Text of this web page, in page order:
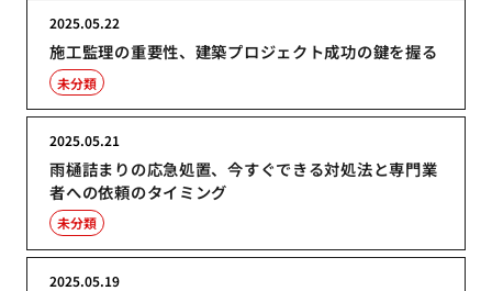
施工監理の重要性、建築プロジェクト成功の鍵を握る
2025.05.22
未分類
雨樋詰まりの応急処置、今すぐできる対処法と専門業
者への依頼のタイミング
2025.05.21
未分類
2025.05.19